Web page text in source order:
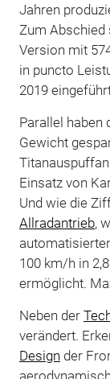
Jahren
Zum Abschied
Version mit
in puncto
2019
Parallel haben
Gewicht
Einsatz von
Und wie die
Allradantrieb,
100 km/h in
ermöglicht.
Neben der
verändert.
Design der